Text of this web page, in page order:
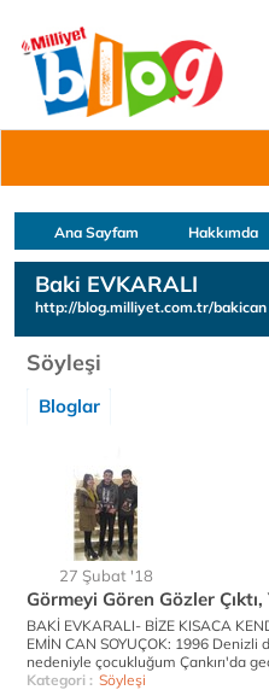
Ana Sayfam Hakkımda
Baki EVKARALI
http://blog.milliyet.com.tr/bakican
Söyleşi
Bloglar
27 Şubat '18
Görmeyi Gören Gözler
BAKİ EVKARALI- BİZE KISACA
EMİN CAN SOYUÇOK: 1996
nedeniyle çocukluğum Çankırı'da
Kategori : Söyleşi